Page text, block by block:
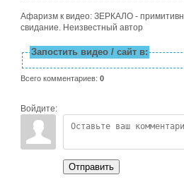
Афаризм к видео: ЗЕРКАЛО -
свидание. Неизвестный автор
Запостить видео / сайт в:
Всего комментариев: 0
Войдите:
Отправить